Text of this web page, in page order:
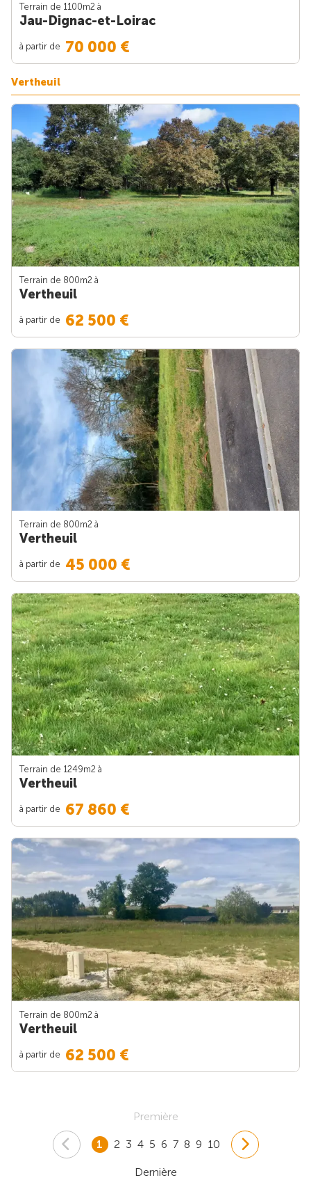
Terrain de 1100m2 à
Jau-Dignac-et-Loirac
à partir de 70 000 €
Vertheuil
Terrain de 800m2 à
Vertheuil
à partir de 62 500 €
Terrain de 800m2 à
Vertheuil
à partir de 45 000 €
Terrain de 1249m2 à
Vertheuil
à partir de 67 860 €
Terrain de 800m2 à
Vertheuil
à partir de 62 500 €
Première
1 2 3 4 5 6 7 8 9 10
Dernière